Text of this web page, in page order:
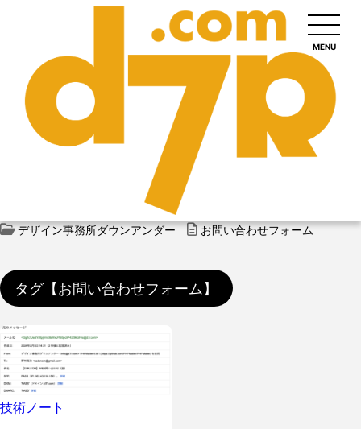
MENU
デザイン事務所ダウンアンダー お問い合わせフォーム
タグ【お問い合わせフォーム】
技術ノート